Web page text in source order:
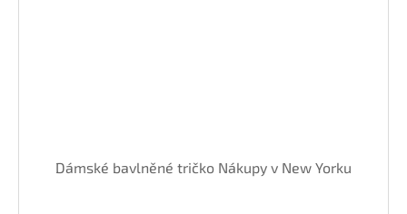
Dámské bavlněné tričko Nákupy v New Yorku